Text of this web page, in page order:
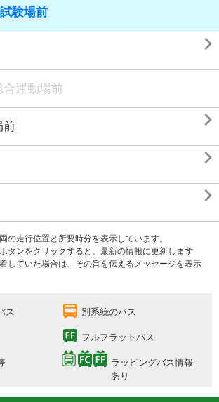
験場前

合運動場前
前 


の走行位置と所要時分を表示しています。
タンをクリックすると、最新の情報に更新します
していた場合は、その旨を伝えるメッセージを表示
ス 別系統のバス
フルフラットバス
ラッピングバス情報
あり